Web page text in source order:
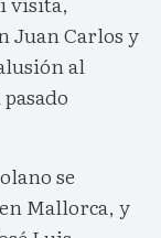
Juan Carlos y
al
se
Mallorca, y